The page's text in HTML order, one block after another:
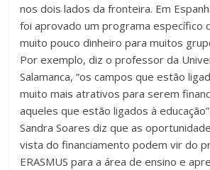
nos dois lados da fronteira. Em
foi aprovado um programa específico
muito pouco dinheiro para muitos
Por exemplo, diz o professor da
Salamanca, “os campos que estão
muito mais atrativos para serem
aqueles que estão ligados à
Sandra Soares diz que as
vista do financiamento podem vir do
ERASMUS para a área de ensino e